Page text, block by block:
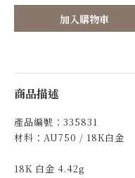
加入購物車
商品描述
產品編號：335831
材料：AU750 / 18K白金
18K 白金 4.42g